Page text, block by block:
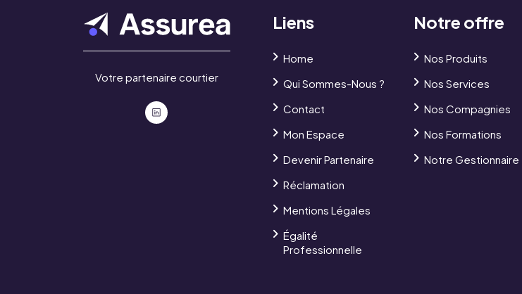
Votre partenaire courtier
Liens
Home
Qui Sommes-Nous ?
Contact
Mon Espace
Devenir Partenaire
Réclamation
Mentions Légales
Égalité
Professionnelle
Notre offre
Nos Produits
Nos Services
Nos Compagnies
Nos Formations
Notre Gestionnaire